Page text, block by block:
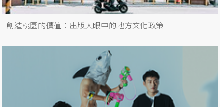
創造桃園的價值：出版人眼中的地方文化政策